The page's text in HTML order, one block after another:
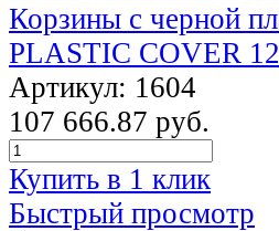
Корзины с черной
PLASTIC COVER
Артикул: 1604
107 666.87 руб.
Купить в 1 клик
Быстрый просмотр